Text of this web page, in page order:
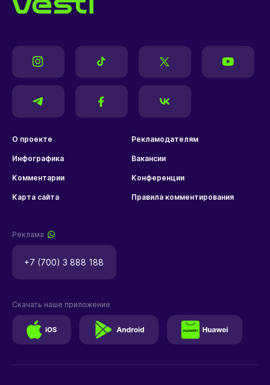
О проекте Рекламодателям
Инфографика Вакансии
Комментарии Конференции
Карта сайта Правила комментирования
Реклама
+7 (700) 3 888 188
Скачать наше приложение